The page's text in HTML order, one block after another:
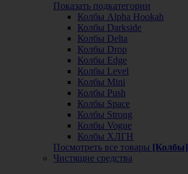
Показать подкатегории
Колбы Alpha Hookah
Колбы Darkside
Колбы Delta
Колбы Drop
Колбы Edge
Колбы Level
Колбы Mini
Колбы Push
Колбы Space
Колбы Strong
Колбы Vogue
Колбы ХЛГН
Посмотреть все товары [Колбы]
Чистящие средства